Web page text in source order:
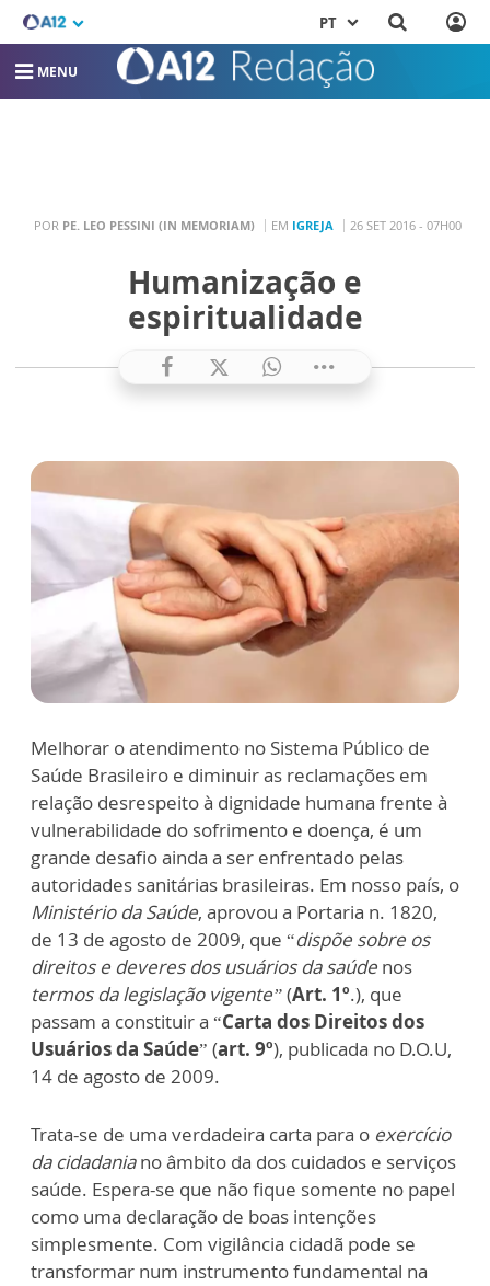
PT
MENU
POR PE. LEO PESSINI (IN MEMORIAM) EM IGREJA 26 SET 2016 - 07H00
Humanização e
espiritualidade
Melhorar o atendimento no Sistema Público de
Saúde Brasileiro e diminuir as reclamações em
relação desrespeito à dignidade humana frente à
vulnerabilidade do sofrimento e doença, é um
grande desafio ainda a ser enfrentado pelas
autoridades sanitárias brasileiras. Em nosso país, o
Ministério da Saúde, aprovou a Portaria n. 1820,
de 13 de agosto de 2009, que “dispõe sobre os
direitos e deveres dos usuários da saúde nos
termos da legislação vigente”(Art. 1º.), que
passam a constituir a “Carta dos Direitos dos
Usuários da Saúde” (art. 9º), publicada no D.O.U,
14 de agosto de 2009.
Trata-se de uma verdadeira carta para o exercício
da cidadaniano âmbito da dos cuidados e serviços
saúde. Espera-se que não fique somente no papel
como uma declaração de boas intenções
simplesmente. Com vigilância cidadã pode se
transformar num instrumento fundamental na